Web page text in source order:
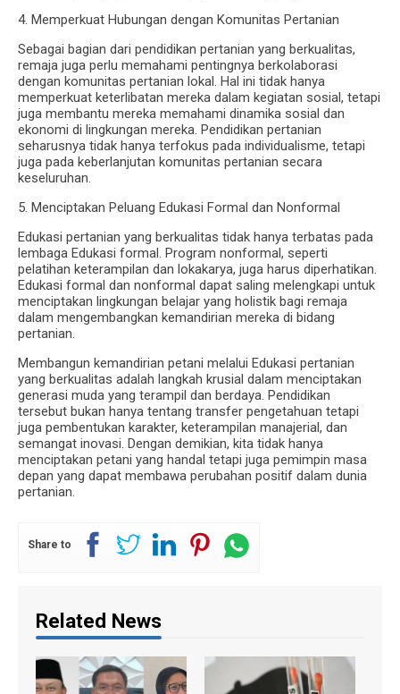
4. Memperkuat Hubungan dengan Komunitas Pertanian
Sebagai bagian dari pendidikan pertanian yang berkualitas,
remaja juga perlu memahami pentingnya berkolaborasi
dengan komunitas pertanian lokal. Hal ini tidak hanya
memperkuat keterlibatan mereka dalam kegiatan sosial, tetapi
juga membantu mereka memahami dinamika sosial dan
ekonomi di lingkungan mereka. Pendidikan pertanian
seharusnya tidak hanya terfokus pada individualisme, tetapi
juga pada keberlanjutan komunitas pertanian secara
keseluruhan.
5. Menciptakan Peluang Edukasi Formal dan Nonformal
Edukasi pertanian yang berkualitas tidak hanya terbatas pada
lembaga Edukasi formal. Program nonformal, seperti
pelatihan keterampilan dan lokakarya, juga harus diperhatikan.
Edukasi formal dan nonformal dapat saling melengkapi untuk
menciptakan lingkungan belajar yang holistik bagi remaja
dalam mengembangkan kemandirian mereka di bidang
pertanian.
Membangun kemandirian petani melalui Edukasi pertanian
yang berkualitas adalah langkah krusial dalam menciptakan
generasi muda yang terampil dan berdaya. Pendidikan
tersebut bukan hanya tentang transfer pengetahuan tetapi
juga pembentukan karakter, keterampilan manajerial, dan
semangat inovasi. Dengan demikian, kita tidak hanya
menciptakan petani yang handal tetapi juga pemimpin masa
depan yang dapat membawa perubahan positif dalam dunia
pertanian.
Share to
Related News